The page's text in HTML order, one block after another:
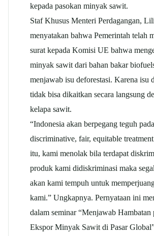
kepada pasokan minyak sawit.
Staf Khusus Menteri Perdagangan,
menyatakan bahwa Pemerintah telah
surat kepada Komisi UE bahwa
minyak sawit dari bahan bakar
menjawab isu deforestasi. Karena isu
tidak bisa dikaitkan secara langsung
kelapa sawit.
“Indonesia akan berpegang teguh
discriminative, fair, equitable
itu, kami menolak bila terdapat
produk kami didiskriminasi maka
akan kami tempuh untuk
kami.” Ungkapnya. Pernyataan ini
dalam seminar “Menjawab Hambatan
Ekspor Minyak Sawit di Pasar